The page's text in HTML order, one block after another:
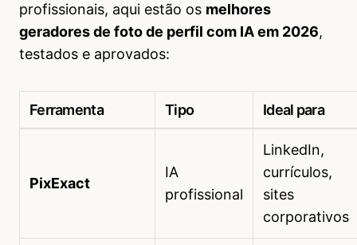
profissionais, aqui estão os melhores
geradores de foto de perfil com IA em 2026,
testados e aprovados:
Ferramenta Tipo Ideal para
PixExact
IA
profissional
LinkedIn,
currículos,
sites
corporativos